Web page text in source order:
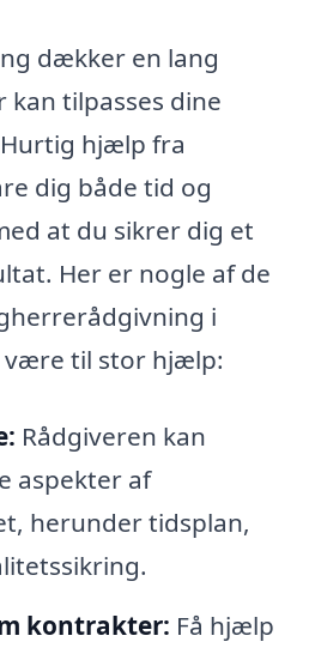
dækker en lang
tilpasses dine
hjælp fra
dig både tid og
at du sikrer dig et
Her er nogle af de
i
være til stor hjælp:
Rådgiveren kan
aspekter af
herunder tidsplan,
kontrakter: Få hjælp